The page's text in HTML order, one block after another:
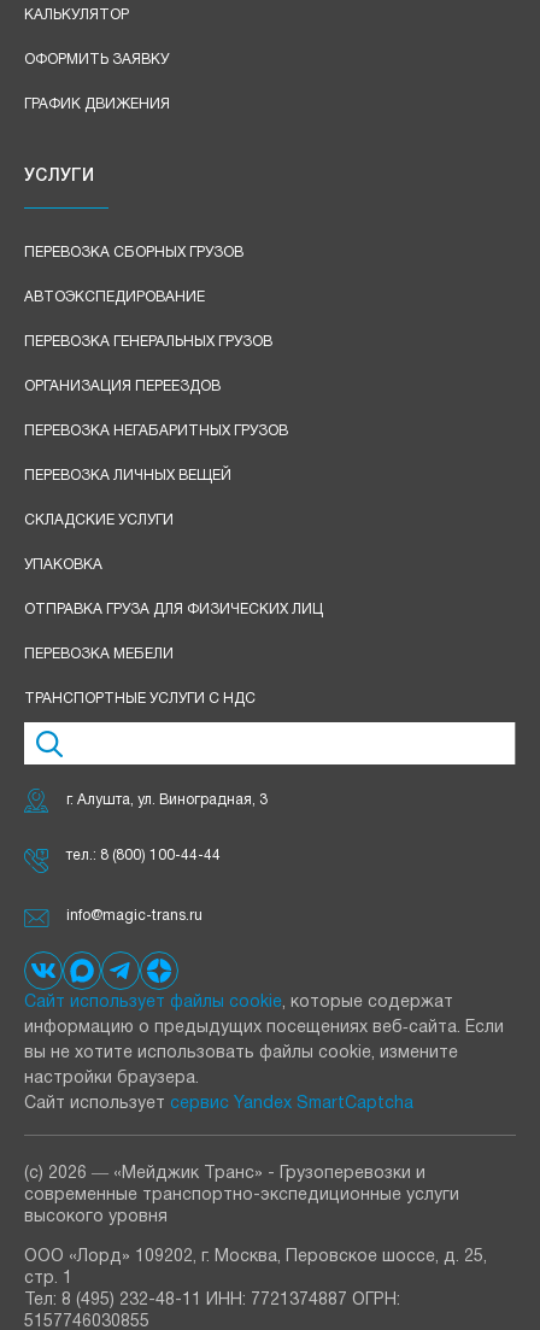
КАЛЬКУЛЯТОР
ОФОРМИТЬ ЗАЯВКУ
ГРАФИК ДВИЖЕНИЯ
УСЛУГИ
ПЕРЕВОЗКА СБОРНЫХ ГРУЗОВ
АВТОЭКСПЕДИРОВАНИЕ
ПЕРЕВОЗКА ГЕНЕРАЛЬНЫХ ГРУЗОВ
ОРГАНИЗАЦИЯ ПЕРЕЕЗДОВ
ПЕРЕВОЗКА НЕГАБАРИТНЫХ ГРУЗОВ
ПЕРЕВОЗКА ЛИЧНЫХ ВЕЩЕЙ
СКЛАДСКИЕ УСЛУГИ
УПАКОВКА
ОТПРАВКА ГРУЗА ДЛЯ ФИЗИЧЕСКИХ ЛИЦ
ПЕРЕВОЗКА МЕБЕЛИ
ТРАНСПОРТНЫЕ УСЛУГИ С НДС
г. Алушта, ул. Виноградная, 3
тел.: 8 (800) 100-44-44
info@magic-trans.ru
Сайт использует файлы cookie, которые содержат
информацию о предыдущих посещениях веб‑сайта. Если
вы не хотите использовать файлы cookie, измените
настройки браузера.
Сайт использует сервис Yandex SmartCaptcha
(с) 2026 ― «Мейджик Транс» - Грузоперевозки и
современные транспортно-экспедиционные услуги
высокого уровня
ООО «Лорд» 109202, г. Москва, Перовское шоссе, д. 25,
стр. 1
Тел: 8 (495) 232-48-11 ИНН: 7721374887 ОГРН:
5157746030855